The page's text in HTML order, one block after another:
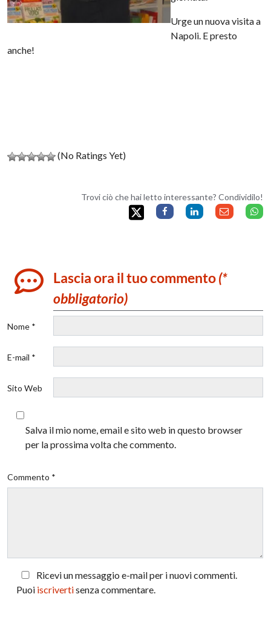
Urge un nuova visita a
Napoli. E presto
anche!
(No Ratings Yet)
Trovi ciò che hai letto interessante? Condividilo!
Lascia ora il tuo commento(*
obbligatorio)
Nome *
E-mail *
Sito Web
Salva il mio nome, email e sito web in questo browser
per la prossima volta che commento.
Commento *
Ricevi un messaggio e-mail per i nuovi commenti.
Puoi iscrivertisenza commentare.